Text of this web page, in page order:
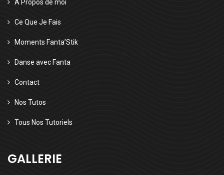
A Propos de moi
Ce Que Je Fais
Moments Fanta’Stik
Danse avec Fanta
Contact
Nos Tutos
Tous Nos Tutoriels
GALLERIE